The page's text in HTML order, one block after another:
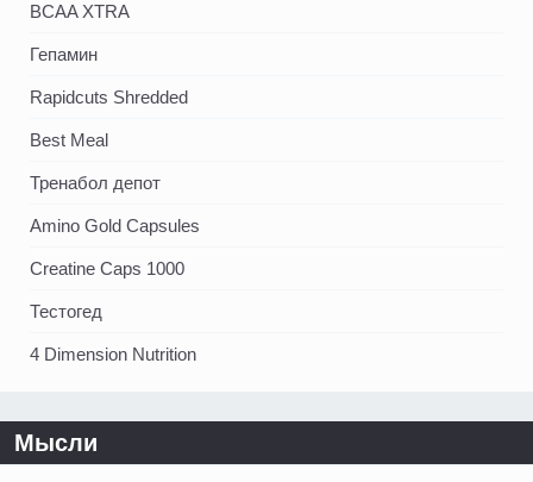
BCAA XTRA
Гепамин
Rapidcuts Shredded
Best Meal
Тренабол депот
Amino Gold Capsules
Creatine Caps 1000
Тестогед
4 Dimension Nutrition
Мысли